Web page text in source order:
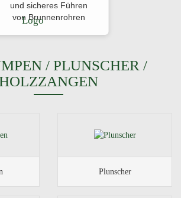
und sicheres Führen
von Brunnenrohren
/ PLUNSCHER /
Plunscher